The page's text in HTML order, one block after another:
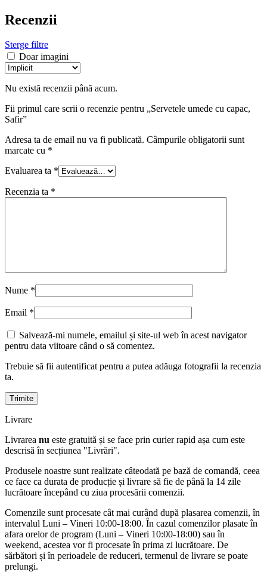
Recenzii
Sterge filtre
Doar imagini
Nu există recenzii până acum.
Fii primul care scrii o recenzie pentru „Servetele umede cu capac,
Safir”
Adresa ta de email nu va fi publicată. Câmpurile obligatorii sunt
marcate cu *
Evaluarea ta *
Recenzia ta *
Nume *
Email *
Salvează-mi numele, emailul și site-ul web în acest navigator
pentru data viitoare când o să comentez.
Trebuie să fii autentificat pentru a putea adăuga fotografii la recenzia
ta.
Livrare
Livrarea nu este gratuită și se face prin curier rapid așa cum este
descrisă în secțiunea "Livrări".
Produsele noastre sunt realizate câteodată pe bază de comandă, ceea
ce face ca durata de producție și livrare să fie de până la 14 zile
lucrătoare începând cu ziua procesării comenzii.
Comenzile sunt procesate cât mai curând după plasarea comenzii, în
intervalul Luni – Vineri 10:00-18:00. În cazul comenzilor plasate în
afara orelor de program (Luni – Vineri 10:00-18:00) sau în
weekend, acestea vor fi procesate în prima zi lucrătoare. De
sărbători și în perioadele de reduceri, termenul de livrare se poate
prelungi.